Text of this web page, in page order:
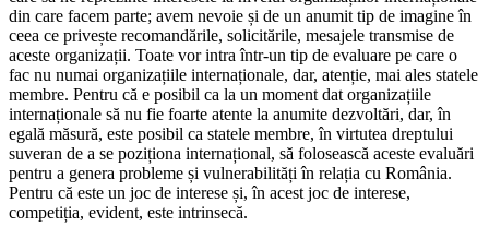
din care facem parte; avem nevoie și de un anumit tip de imagine în
ceea ce privește recomandările, solicitările, mesajele transmise de
aceste organizații. Toate vor intra într-un tip de evaluare pe care o
fac nu numai organizațiile internaționale, dar, atenție, mai ales statele
membre. Pentru că e posibil ca la un moment dat organizațiile
internaționale să nu fie foarte atente la anumite dezvoltări, dar, în
egală măsură, este posibil ca statele membre, în virtutea dreptului
suveran de a se poziționa internațional, să folosească aceste evaluări
pentru a genera probleme și vulnerabilități în relația cu România.
Pentru că este un joc de interese și, în acest joc de interese,
competiția, evident, este intrinsecă.